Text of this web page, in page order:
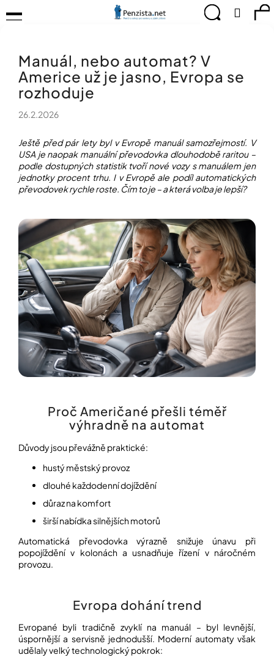
na
TIPY
PRO
PEVNÉ
ZDRAVÍ
PRO
RADOST
OBJEVUJTE
A
TVOŘTE
CHYTRÝ
PRŮVODCE
MODERNÍM
SVĚTEM
POZNEJTE
&
ZAŽIJTE,
CO
SE
PRÁVĚ
DĚJE
VAŠE
INSPIRACE
KTERÁ
POSÍLÍ
KONCENTRACI
BAZAR
REPASOVANÉ
POMŮCKY
Hledat
Menu
Manuál, nebo automat? V
Americe už je jasno, Evropa se
rozhoduje
26.2.2026
Ještě před pár lety byl v Evropě manuál samozřejmostí. V
USA je naopak manuální převodovka dlouhodobě raritou –
podle dostupných statistik tvoří nové vozy s manuálem jen
jednotky procent trhu. I v Evropě ale podíl automatických
převodovek rychle roste. Čím to je – a která volba je lepší?
Proč Američané přešli téměř
výhradně na automat
Důvody jsou převážně praktické:
hustý městský provoz
dlouhé každodenní dojíždění
důraz na komfort
širší nabídka silnějších motorů
Automatická převodovka výrazně snižuje únavu při
popojíždění v kolonách a usnadňuje řízení v náročném
provozu.
Evropa dohání trend
Evropané byli tradičně zvyklí na manuál – byl levnější,
úspornější a servisně jednodušší. Moderní automaty však
udělaly velký technologický pokrok:
o
C
o
p
e
b
u
e
e
n
a
?
HLEDAT
o
e